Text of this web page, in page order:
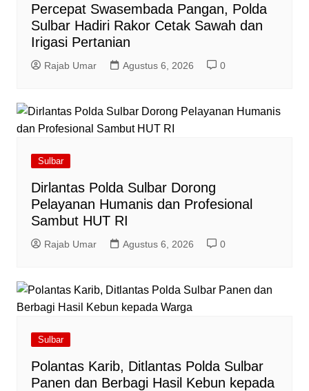
Percepat Swasembada Pangan, Polda
Sulbar Hadiri Rakor Cetak Sawah dan
Irigasi Pertanian
Rajab Umar Agustus 6, 2026 0
Sulbar
Dirlantas Polda Sulbar Dorong
Pelayanan Humanis dan Profesional
Sambut HUT RI
Rajab Umar Agustus 6, 2026 0
Sulbar
Polantas Karib, Ditlantas Polda Sulbar
Panen dan Berbagi Hasil Kebun kepada